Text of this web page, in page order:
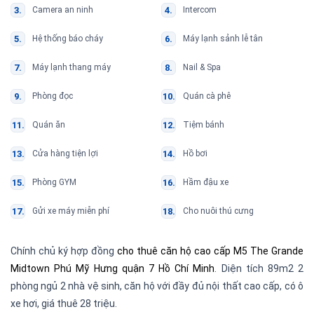
Camera an ninh Intercom
Hệ thống báo cháy Máy lạnh sảnh lễ tân
Máy lạnh thang máy Nail & Spa
Phòng đọc Quán cà phê
Quán ăn Tiệm bánh
Cửa hàng tiện lợi Hồ bơi
Phòng GYM Hầm đậu xe
Gửi xe máy miễn phí Cho nuôi thú cưng
Chính chủ ký hợp đồng cho thuê căn hộ cao cấp M5 The Grande
Midtown Phú Mỹ Hưng quận 7 Hồ Chí Minh. Diện tích 89m2 2
phòng ngủ 2 nhà vệ sinh, căn hộ với đầy đủ nội thất cao cấp, có ô
xe hơi, giá thuê 28 triệu.